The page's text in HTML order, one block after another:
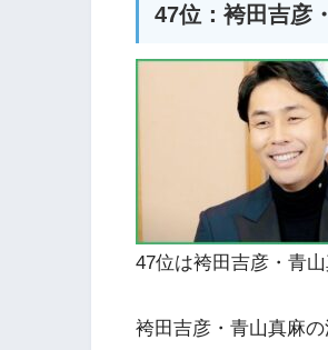
47位：袴田吉彦
47位は袴田吉彦・青
袴田吉彦・青山真麻